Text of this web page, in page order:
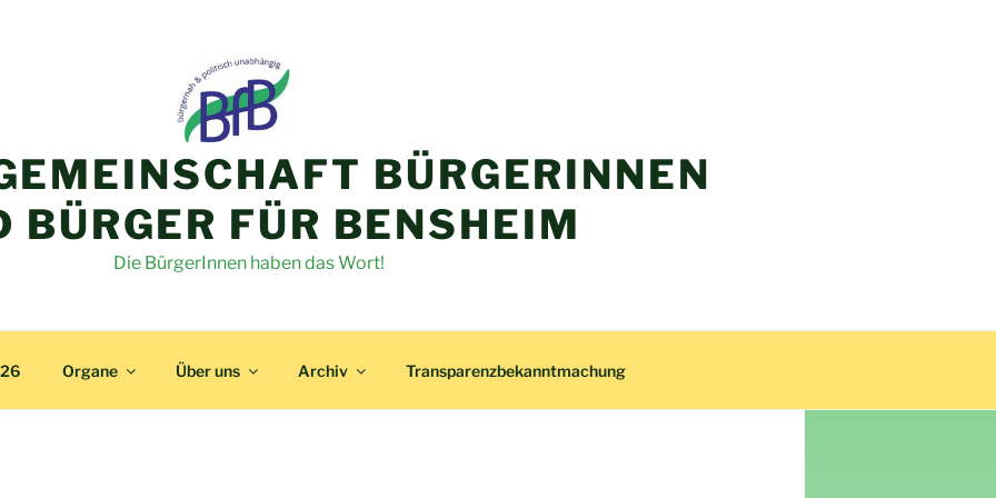
BÜRGERINNEN
BÜRGER FÜR BENSHEIM
Die BürgerInnen haben das Wort!
Organe Über uns Archiv Transparenzbekanntmachung